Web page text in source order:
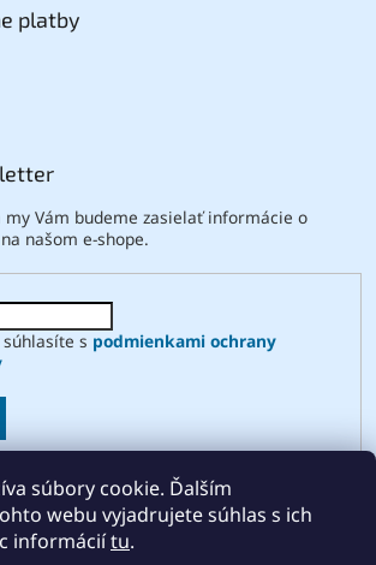
súbory cookie. Ďalším
webu vyjadrujete súhlas s ich
informáciítu.
platby
my Vám budeme zasielať informácie o
našom e-shope.
s podmienkami ochrany
Vytvoril Shoptet